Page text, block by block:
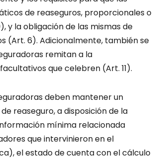
de reaseguros, proporcionales o
y la obligación de las mismas de
(Art. 6). Adicionalmente, también se
remitan a la
que celebren (Art. 11).
deben mantener un
reaseguro, a disposición de la
mínima relacionada
que intervinieron en el
el estado de cuenta con el cálculo